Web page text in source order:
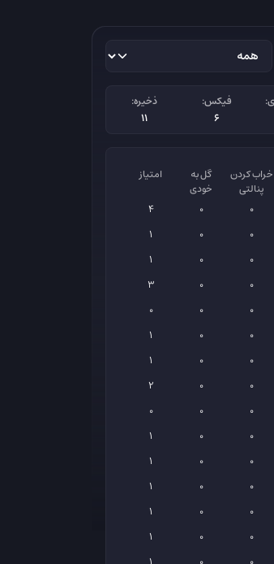
فیکس:
6
ذخیره:
11
خراب کردن
پنالتی
گل به
خودی
امتیاز
0
0
4
0
0
1
0
0
1
0
0
3
0
0
0
0
0
1
0
0
1
0
0
2
0
0
0
0
0
1
0
0
1
0
0
1
0
0
1
0
0
1